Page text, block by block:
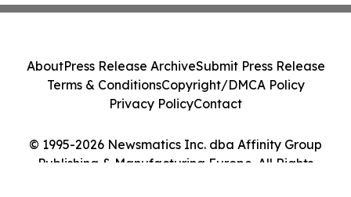
© 1995-2026 Newsmatics Inc. dba Affinity Group
Publishing & Manufacturing Europe. All Rights
AboutPress Release ArchiveSubmit Press Release
Terms & ConditionsCopyright/DMCA Policy
Privacy PolicyContact